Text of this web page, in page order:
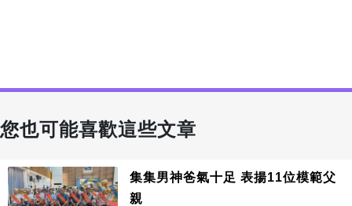
您也可能喜歡這些文章
集集男神爸氣十足 表揚11位模範父
親